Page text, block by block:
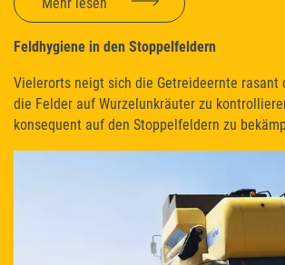
Feldhygiene in den Stoppelfeldern
Vielerorts neigt sich die Getreideernte rasant
die Felder auf Wurzelunkräuter zu
konsequent auf den Stoppelfeldern zu